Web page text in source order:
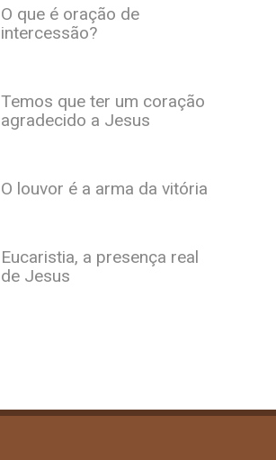
O que é oração de
intercessão?
Temos que ter um coração
agradecido a Jesus
O louvor é a arma da vitória
Eucaristia, a presença real
de Jesus